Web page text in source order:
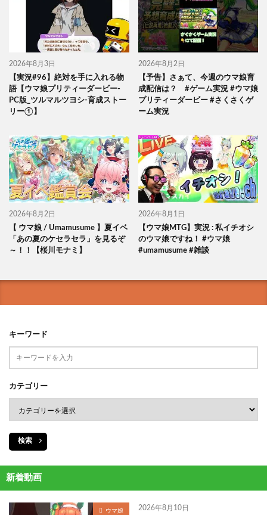
2026年8月3日
【実況#96】絶対を手に入れる物
語【ウマ娘プリティーダービー-
PC版_ツルマルツヨシ-育成ストー
リー①】
2026年8月2日
【予告】さぁて、今週のウマ娘育
成配信は？ #ゲーム実況 #ウマ娘
プリティーダービー #さくさくゲ
ーム実況
2026年8月2日
【 ウマ娘 / Umamusume 】夏イベ
「あの夏のケセラセラ」を見るぞ
～！！【桜川モナミ】
2026年8月1日
【ウマ娘MTG】実況 : 私イチオシ
のウマ娘ですね！ #ウマ娘
#umamusume #雑談
キーワード
カテゴリー
検索
新着動画
ウマ娘 2026年8月10日